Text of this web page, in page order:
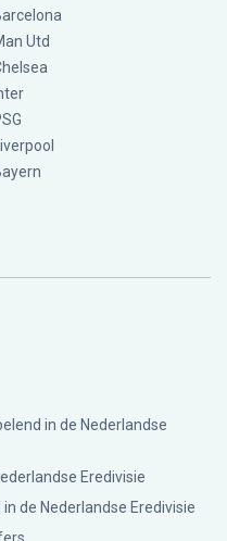
Utd
Liverpool
in de Nederlandse
Eredivisie
de Nederlandse Eredivisie